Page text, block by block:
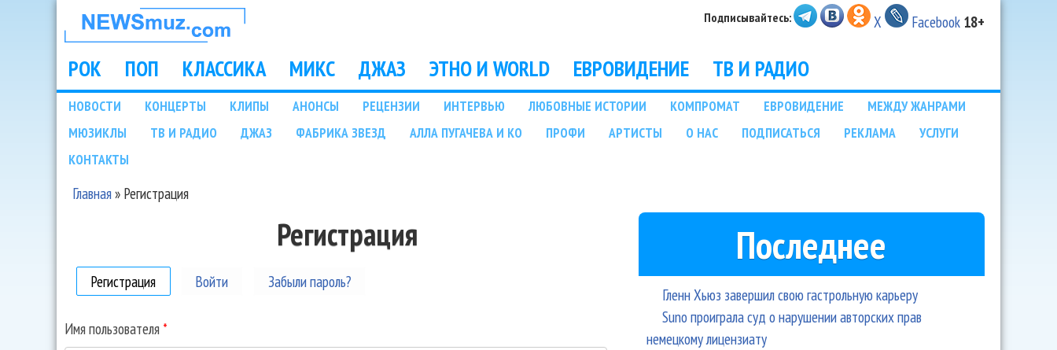
НОВОСТИ
МУЗЫКИ И
ШОУ БИЗНЕСА
NEWSMUZ.COM
Подписывайтесь: X Facebook 18+
Main menu
РОК ПОП КЛАССИКА МИКС ДЖАЗ ЭТНО И WORLD ЕВРОВИДЕНИЕ ТВ И РАДИО
Подразделы
НОВОСТИ КОНЦЕРТЫ КЛИПЫ АНОНСЫ РЕЦЕНЗИИ ИНТЕРВЬЮ ЛЮБОВНЫЕ ИСТОРИИ КОМПРОМАТ ЕВРОВИДЕНИЕ
МЕЖДУ ЖАНРАМИ
МЮЗИКЛЫ
ТВ И РАДИО ДЖАЗ ФАБРИКА ЗВЕЗД АЛЛА ПУГАЧЕВА И КО ПРОФИ АРТИСТЫ О НАС ПОДПИСАТЬСЯ РЕКЛАМА
УСЛУГИ
КОНТАКТЫ
Главная» Регистрация
Регистрация
Регистрация (активная вкладка)
Войти Забыли пароль?
Имя пользователя *
Последнее
Гленн Хьюз завершил свою гастрольную карьеру
Suno проиграла суд о нарушении авторских прав
немецкому лицензиату